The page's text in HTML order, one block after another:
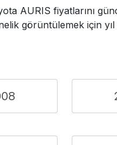
AURIS fiyatlarını
görüntülemek için yıl